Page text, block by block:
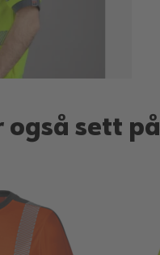
også sett på